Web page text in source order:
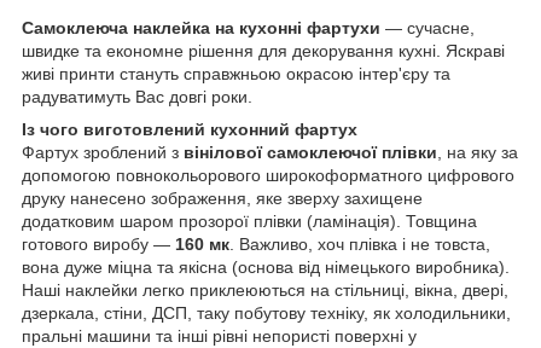
Самоклеюча наклейка на кухонні фартухи — сучасне,
швидке та економне рішення для декорування кухні. Яскраві
живі принти стануть справжньою окрасою інтер'єру та
радуватимуть Вас довгі роки.
Із чого виготовлений кухонний фартух
Фартух зроблений з вінілової самоклеючої плівки, на яку за
допомогою повнокольорового широкоформатного цифрового
друку нанесено зображення, яке зверху захищене
додатковим шаром прозорої плівки (ламінація). Товщина
готового виробу — 160 мк. Важливо, хоч плівка і не товста,
вона дуже міцна та якісна (основа від німецького виробника).
Наші наклейки легко приклеюються на стільниці, вікна, двері,
дзеркала, стіни, ДСП, таку побутову техніку, як холодильники,
пральні машини та інші рівні непористі поверхні у